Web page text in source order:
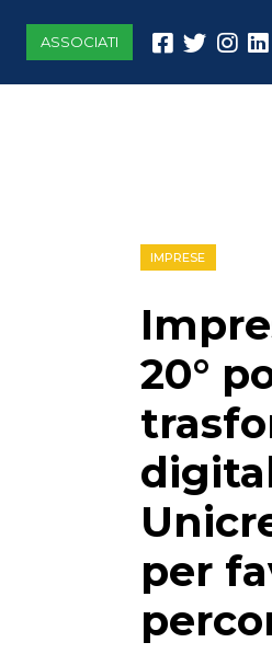
ASSOCIATI
IMPRESE
20°
per